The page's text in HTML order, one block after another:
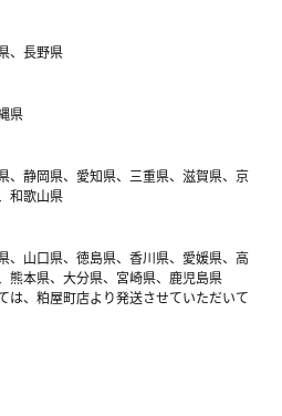
、長野県
県
、静岡県、愛知県、三重県、滋賀県、京
和歌山県
、山口県、徳島県、香川県、愛媛県、高
熊本県、大分県、宮崎県、鹿児島県
、粕屋町店より発送させていただいて